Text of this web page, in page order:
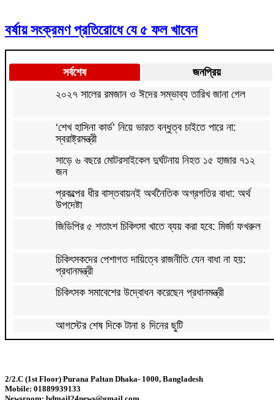
বর্ষায় সংক্রমণ প্রতিরোধে যে ৫ ফল খাবেন
সর্বশেষ
জনপ্রিয়
২০২৭ সালের রমজান ও ঈদের সম্ভাব্য তারিখ জানা গেল
‘শেখ হাসিনা কার্ড’ নিয়ে ভারত বন্ধুত্ব চাইতে পারে না:
স্বরাষ্ট্রমন্ত্রী
সাড়ে ৬ বছরে মোটরসাইকেল দুর্ঘটনায় নিহত ১৫ হাজার ৭১২
জন
প্রকল্পের ধীর বাস্তবায়নই অর্থনৈতিক অগ্রগতির বাধা: অর্থ
উপদেষ্টা
জিডিপির ৫ শতাংশ চিকিৎসা খাতে ব্যয় করা হবে: মির্জা ফখরুল
চিকিৎসকদের পেশাগত দায়িত্বে রাজনীতি যেন বাধা না হয়:
প্রধানমন্ত্রী
চিকিৎসক সমাবেশের উদ্বোধন করেছেন প্রধানমন্ত্রী
আগস্টের শেষ দিকে টানা ৪ দিনের ছুটি
ফিফা সভাপতির বিরুদ্ধে এবার ‘বিয়ে বহির্ভূত প্রেমে’র অভিযোগ
2/2.C (1st Floor) Purana Paltan Dhaka- 1000, Bangladesh
Mobile: 01889939133